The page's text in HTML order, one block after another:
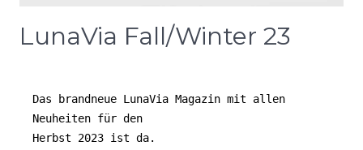
LunaVia Fall/Winter 23
Das brandneue LunaVia Magazin mit allen
Neuheiten für den
Herbst 2023 ist da.